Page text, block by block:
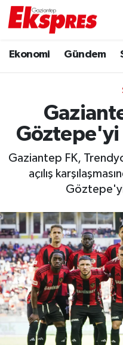
Ekonomi Gündem
Göztepe'yi
Gaziantep FK,
açılış
Ekonomi
Gaziantep son
Genel
Gündem
Kültür Sanat
Magazin
Müzik
Piyasa
Trafik Durumu
Puan Durumu ve
Tüm Manşetler
Son Dakika